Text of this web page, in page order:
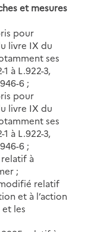
et mesures
pour
livre IX du
ses
à L.922-3,
6 ;
pour
livre IX du
ses
à L.922-3,
6 ;
relatif à
;
relatif
et à l’action
et les